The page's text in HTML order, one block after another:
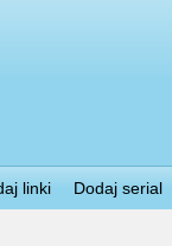
linki Dodaj serial